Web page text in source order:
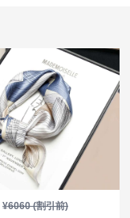
¥6060(割引前)